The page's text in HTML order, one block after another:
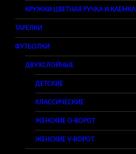
КРУЖКИ ЦВЕТНАЯ РУЧКА И КАЕМКА
ТАРЕЛКИ
ФУТБОЛКИ
ДВУХСЛОЙНЫЕ
ДЕТСКИЕ
КЛАССИЧЕСКИЕ
ЖЕНСКИЕ O-ВОРОТ
ЖЕНСКИЕ V-ВОРОТ